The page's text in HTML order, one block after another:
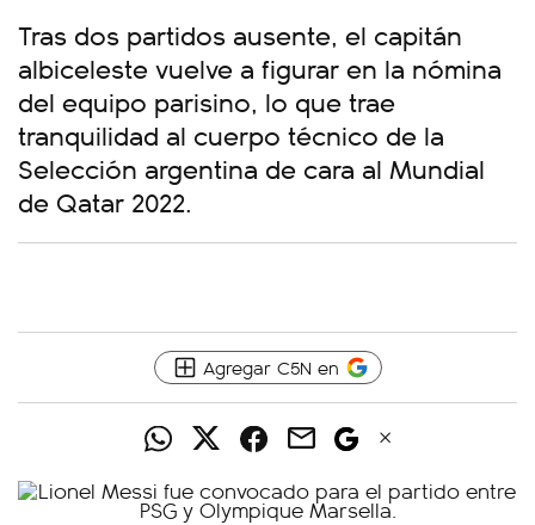
Tras dos partidos ausente, el capitán
albiceleste vuelve a figurar en la nómina
del equipo parisino, lo que trae
tranquilidad al cuerpo técnico de la
Selección argentina de cara al Mundial
de Qatar 2022.
Agregar C5N en